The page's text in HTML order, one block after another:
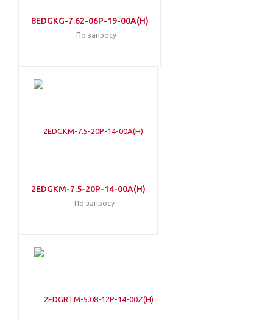
8EDGKG-7.62-06P-19-00A(H)
По запросу
2EDGKM-7.5-20P-14-00A(H)
По запросу